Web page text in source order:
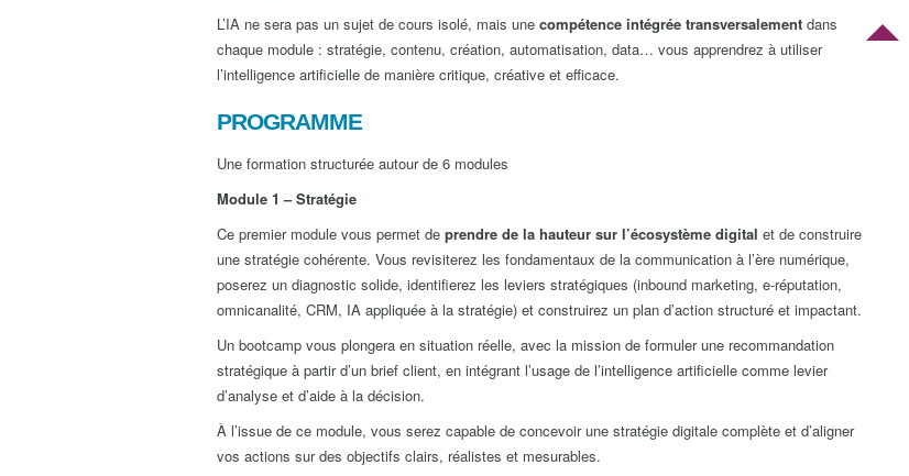
L’IA ne sera pas un sujet de cours isolé, mais une compétence intégrée transversalement dans
chaque module : stratégie, contenu, création, automatisation, data… vous apprendrez à utiliser
l’intelligence artificielle de manière critique, créative et efficace.
PROGRAMME
Une formation structurée autour de 6 modules
Module 1 – Stratégie
Ce premier module vous permet de prendre de la hauteur sur l’écosystème digital et de construire
une stratégie cohérente. Vous revisiterez les fondamentaux de la communication à l’ère numérique,
poserez un diagnostic solide, identifierez les leviers stratégiques (inbound marketing, e-réputation,
omnicanalité, CRM, IA appliquée à la stratégie) et construirez un plan d’action structuré et impactant.
Un bootcamp vous plongera en situation réelle, avec la mission de formuler une recommandation
stratégique à partir d’un brief client, en intégrant l’usage de l’intelligence artificielle comme levier
d’analyse et d’aide à la décision.
À l’issue de ce module, vous serez capable de concevoir une stratégie digitale complète et d’aligner
vos actions sur des objectifs clairs, réalistes et mesurables.